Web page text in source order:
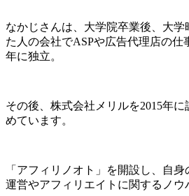
なかじさんは、大学院卒業後、大
た人の会社でASPや広告代理店の仕
年に独立。
その後、株式会社メリルを2015年
めています。
「アフィリノオト」を開設し、自
運営やアフィリエイトに関するノウ